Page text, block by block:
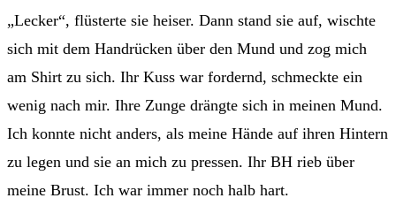
„Lecker“, flüsterte sie heiser. Dann stand sie auf, wischte
sich mit dem Handrücken über den Mund und zog mich
am Shirt zu sich. Ihr Kuss war fordernd, schmeckte ein
wenig nach mir. Ihre Zunge drängte sich in meinen Mund.
Ich konnte nicht anders, als meine Hände auf ihren Hintern
zu legen und sie an mich zu pressen. Ihr BH rieb über
meine Brust. Ich war immer noch halb hart.